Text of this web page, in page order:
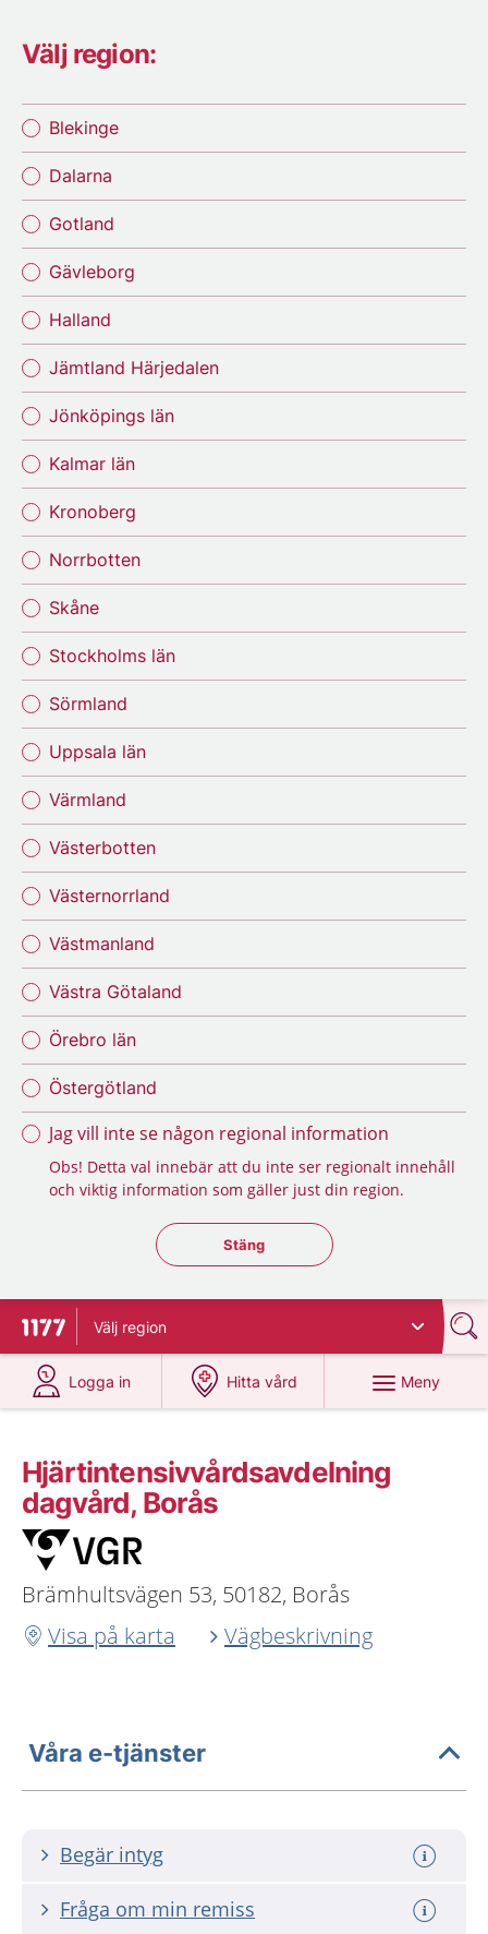
Välj region:
Blekinge
Dalarna
Gotland
Gävleborg
Halland
Jämtland Härjedalen
Jönköpings län
Kalmar län
Kronoberg
Norrbotten
Skåne
Stockholms län
Sörmland
Uppsala län
Värmland
Västerbotten
Västernorrland
Västmanland
Västra Götaland
Örebro län
Östergötland
Jag vill inte se någon regional information
Obs! Detta val innebär att du inte ser regionalt innehåll
och viktig information som gäller just din region.
Stäng regionsväljaren
Stäng
Till startsidan för 1177
Välj region
Logga in
på 1177.se
Hitta vård
på 1177.se
Meny
Hjärtintensivvårdsavdelning
dagvård, Borås
Brämhultsvägen 53, 50182, Borås
Visa på karta
Vägbeskrivning
Våra e-tjänster
Begär intyg
Fråga om min remiss